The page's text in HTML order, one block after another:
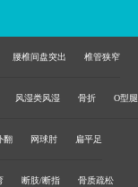
腰椎间盘突出 椎管狭窄
风湿类风湿 骨折 O型腿
翻 网球肘 扁平足
断肢/断指 骨质疏松